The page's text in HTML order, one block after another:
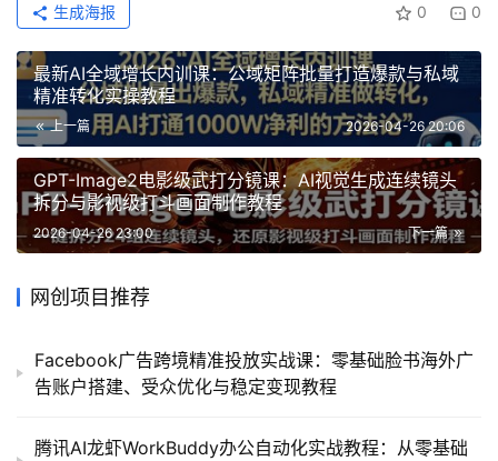
0 0
生成海报
最新AI全域增长内训课：公域矩阵批量打造爆款与私域
精准转化实操教程
上一篇 2026-04-26 20:06
GPT-Image2电影级武打分镜课：AI视觉生成连续镜头
拆分与影视级打斗画面制作教程
下一篇
2026-04-26 23:00
网创项目推荐
Facebook广告跨境精准投放实战课：零基础脸书海外广
告账户搭建、受众优化与稳定变现教程
腾讯AI龙虾WorkBuddy办公自动化实战教程：从零基础